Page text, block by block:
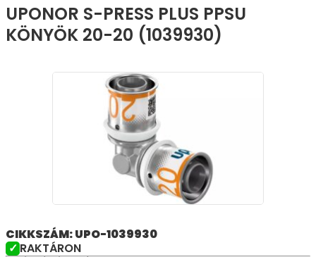
UPONOR S-PRESS PLUS PPSU
KÖNYÖK 20-20 (1039930)
CIKKSZÁM: UPO-1039930
RAKTÁRON